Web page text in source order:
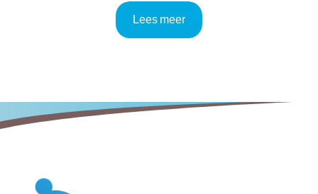
Lees meer